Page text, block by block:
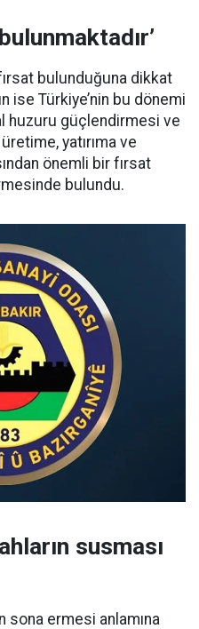
bulunduğuna dikkat
ise Türkiye’nin bu dönemi
huzuru güçlendirmesi ve
yatırıma ve
önemli bir fırsat
bulundu.
susması
sona ermesi anlamına